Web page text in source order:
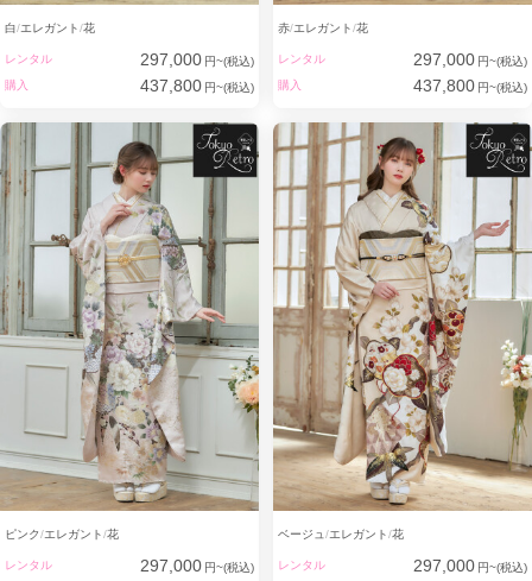
白 エレガント 花
レンタル 297,000 円~(税込)
購入
437,800 円~(税込)
赤 エレガント 花
レンタル 297,000 円~(税込)
購入
437,800 円~(税込)
ピンク エレガント 花
レンタル 297,000 円~(税込)
ベージュ エレガント 花
レンタル 297,000 円~(税込)